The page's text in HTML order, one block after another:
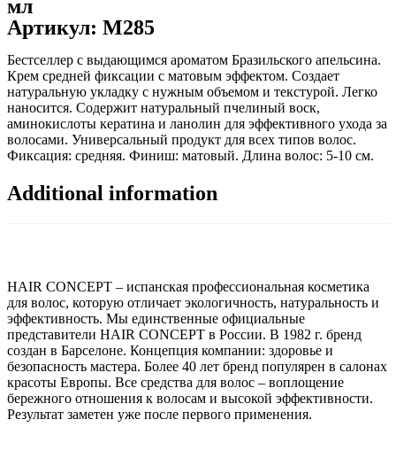
мл
Артикул: M285
Бестселлер с выдающимся ароматом Бразильского апельсина.
Крем средней фиксации с матовым эффектом. Создает
натуральную укладку с нужным объемом и текстурой. Легко
наносится. Содержит натуральный пчелиный воск,
аминокислоты кератина и ланолин для эффективного ухода за
волосами. Универсальный продукт для всех типов волос.
Фиксация: средняя. Финиш: матовый. Длина волос: 5-10 см.
Additional information
HAIR CONCEPT – испанская профессиональная косметика
для волос, которую отличает экологичность, натуральность и
эффективность. Мы единственные официальные
представители HAIR CONCEPT в России. В 1982 г. бренд
создан в Барселоне. Концепция компании: здоровье и
безопасность мастера. Более 40 лет бренд популярен в салонах
красоты Европы. Все средства для волос – воплощение
бережного отношения к волосам и высокой эффективности.
Результат заметен уже после первого применения.